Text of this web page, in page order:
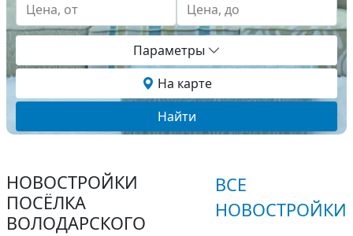
Цена, от
Цена, до
Параметры
На карте
Найти
НОВОСТРОЙКИ
ПОСЁЛКА
ВОЛОДАРСКОГО
ВСЕ
НОВОСТРОЙКИ